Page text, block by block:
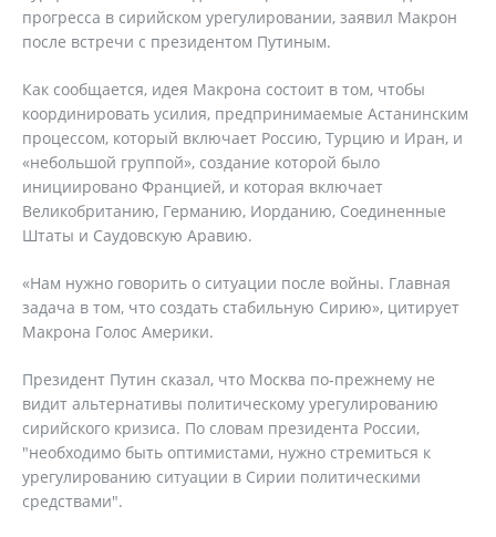
прогресса в сирийском урегулировании, заявил Макрон
после встречи с президентом Путиным.
Как сообщается, идея Макрона состоит в том, чтобы
координировать усилия, предпринимаемые Астанинским
процессом, который включает Россию, Турцию и Иран, и
«небольшой группой», создание которой было
инициировано Францией, и которая включает
Великобританию, Германию, Иорданию, Соединенные
Штаты и Саудовскую Аравию.
«Нам нужно говорить о ситуации после войны. Главная
задача в том, что создать стабильную Сирию», цитирует
Макрона Голос Америки.
Президент Путин сказал, что Москва по-прежнему не
видит альтернативы политическому урегулированию
сирийского кризиса. По словам президента России,
"необходимо быть оптимистами, нужно стремиться к
урегулированию ситуации в Сирии политическими
средствами".